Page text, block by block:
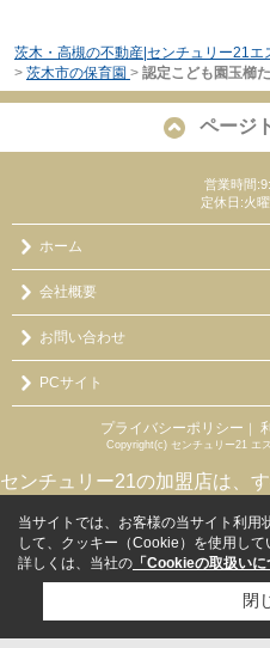
茨木・高槻の不動産|センチュリー21エ
> 茨木市の保育園 > 認定こども園玉櫛
ページ
営業時間
定休日:火
ホーム
会社概要
お問い合わせ
PCサイト
プライバシーポリシー ｜
Copyright(c) センチュリー21 エ
センチュリー21の加盟店は、
当サイトでは、お客様の当サイト利用
して、クッキー（Cookie）を使用して
詳しくは、当社の 「Cookieの取扱いに
閉